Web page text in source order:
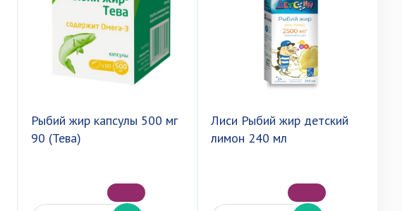
Рыбий жир капсулы 500 мг
90 (Тева)
Лиси Рыбий жир детский
лимон 240 мл